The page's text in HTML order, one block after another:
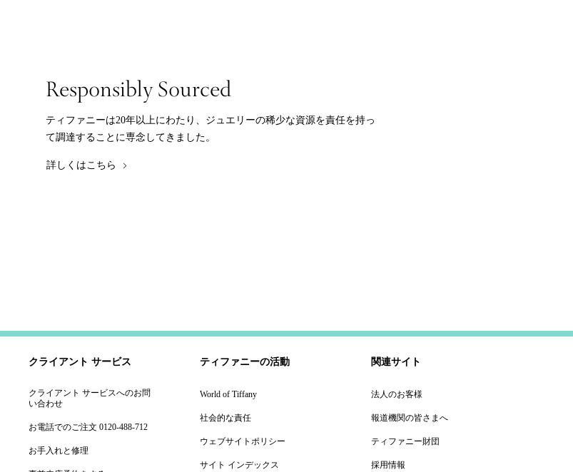
Responsibly Sourced
ティファニーは20年以上にわたり、ジュエリーの稀少な資源を責任を持っ
て調達することに専念してきました。
詳しくはこちら
クライアント サービス
クライアント サービスへのお問
い合わせ
お電話でのご注文 0120-488-712
お手入れと修理
ティファニーの活動
World of Tiffany
社会的な責任
ウェブサイトポリシー
サイト インデックス
関連サイト
法人のお客様
報道機関の皆さまへ
ティファニー財団
採用情報